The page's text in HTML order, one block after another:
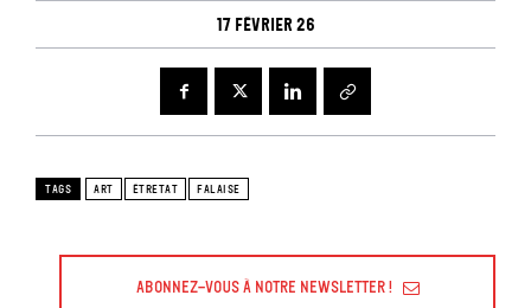
17 février 26
TAGS ART ÉTRETAT FALAISE
Abonnez-vous à Notre Newsletter !